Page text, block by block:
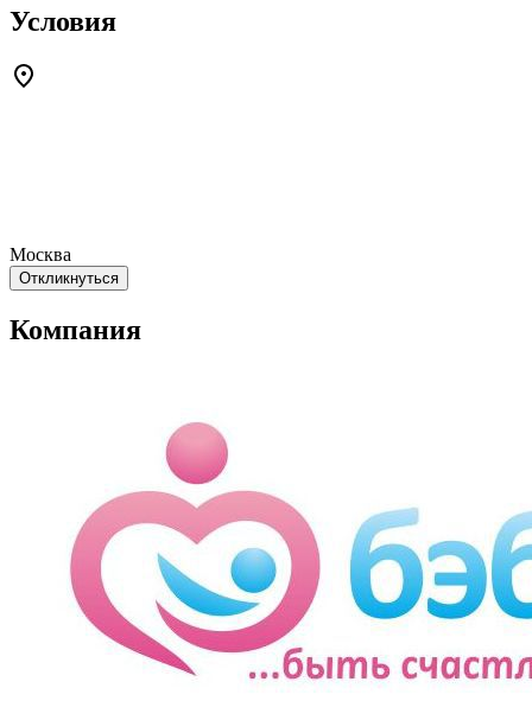
Условия
Москва
Откликнуться
Компания